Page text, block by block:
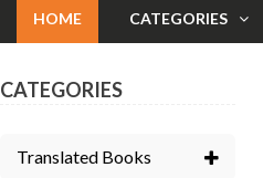
HOME CATEGORIES
CATEGORIES
Translated Books